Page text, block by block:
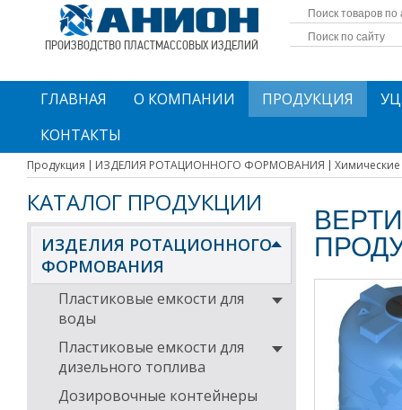
ПРОИЗВОДСТВО ПЛАСТМАССОВЫХ ИЗДЕЛИЙ
ГЛАВНАЯ О КОМПАНИИ ПРОДУКЦИЯ
КОНТАКТЫ
Продукция ИЗДЕЛИЯ РОТАЦИОННОГО ФОРМОВАНИЯ
КАТАЛОГ ПРОДУКЦИИ
ИЗДЕЛИЯ РОТАЦИОННОГО
ФОРМОВАНИЯ
Пластиковые емкости для
воды
Пластиковые емкости для
дизельного топлива
Дозировочные контейнеры